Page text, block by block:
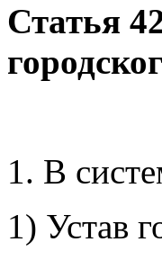
Статья
1. В
1) Устав